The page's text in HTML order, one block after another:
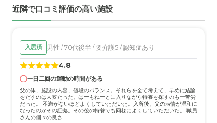
介護医療サービスについて
女性スタッフが多く、からだの大きい男性とかの対応はや
た場合、家族に代わって医療機関に連れていってくれると
のこと、その場合、代行料金は発生しますが。
近隣環境や交通アクセスについて
自家用車で行く場合、国道から少し住宅街の方に入る感じ
ですが、意外とすぐに分かりやすい場所でした。まわりに
は施設の別棟があり、アパートや住宅があります。
近隣で口コミ評価の高い施設
入居済 男性 / 70代後半 / 要介護5 / 認知症あり
4.8
一日二回の運動の時間がある
父の体、施設の内容、値段のバランス。それらを全て考えて、早めに結論
をだすのは大変だった。はーもねーとに入りながら特養を探すのも一苦労
だった。 不満がないほどよくしていただいた。入所後、父の表情が温和に
なったのがその証拠。その後の特養でも同様によくしていただいた。 職員
さんの個々の良さ...